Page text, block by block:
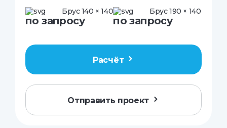
Брус 140 × 140
по запросу
Брус 190 × 140
по запросу
Расчёт
Отправить проект